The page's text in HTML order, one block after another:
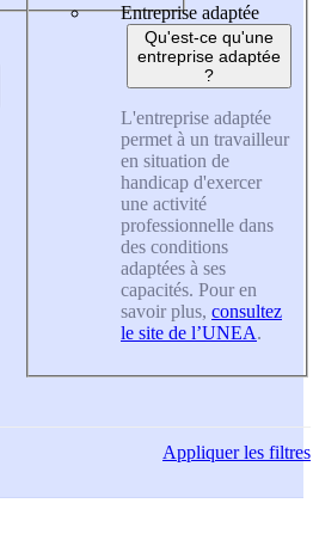
Entreprise adaptée
Qu'est-ce qu'une
entreprise adaptée
?
L'entreprise adaptée
permet à un travailleur
en situation de
handicap d'exercer
une activité
professionnelle dans
des conditions
adaptées à ses
capacités. Pour en
savoir plus, consultez
le site de l’UNEA.
Appliquerles filtres